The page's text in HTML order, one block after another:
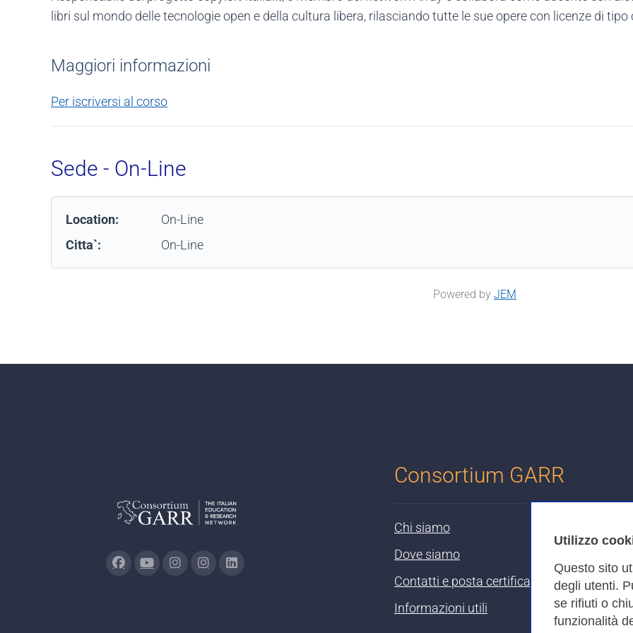
Utilizzo
Questo sito
degli utenti.
se rifiuti o
funzionalità
libri sul mondo delle tecnologie open e della cultura libera, rilasciando tutte le sue opere con licenze di tipo
Maggiori informazioni
Per iscriversi al corso
Sede - On-Line
Location:
On-Line
Citta`:
On-Line
Powered by JEM
Consortium GARR
Chi siamo
Dove siamo
Contatti e posta certificata
Informazioni utili